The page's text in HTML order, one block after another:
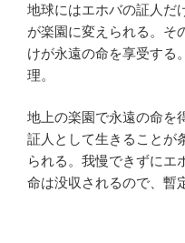
地球にはエホバの証人だ
が楽園に変えられる。そ
けが永遠の命を享受する
理。
地上の楽園で永遠の命を
証人として生きることが
られる。我慢できずにエ
命は没収されるので、暫